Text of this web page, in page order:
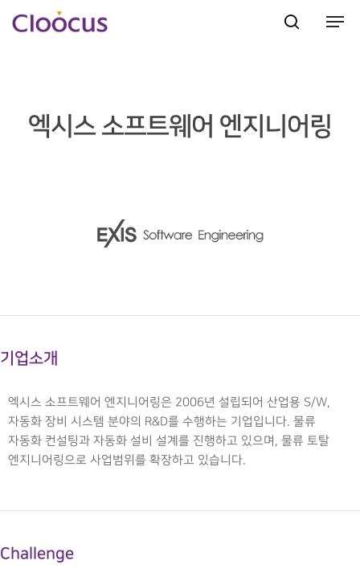
엑시스 소프트웨어 엔지니어링
기업소개
엑시스 소프트웨어 엔지니어링은 2006년 설립되어 산업용 S/W,
자동화 장비 시스템 분야의 R&D를 수행하는 기업입니다. 물류
자동화 컨설팅과 자동화 설비 설계를 진행하고 있으며, 물류 토탈
엔지니어링으로 사업범위를 확장하고 있습니다.
Challenge